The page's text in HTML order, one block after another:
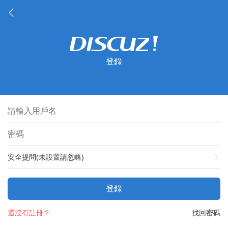
登錄
安全提問(未設置請忽略)
登錄
找回密碼
還沒有註冊？